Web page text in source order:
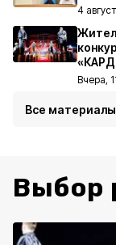
4
Вчера,
Все материалы
Выбор